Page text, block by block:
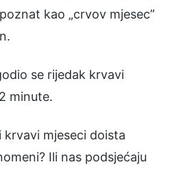
kao „crvov mjesec”
se rijedak krvavi
minute.
krvavi mjeseci doista
Ili nas podsjećaju